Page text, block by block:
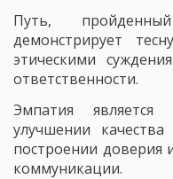
Путь,
демонстрирует
этическими
ответственности.
Эмпатия
улучшении
построении доверия
коммуникации.